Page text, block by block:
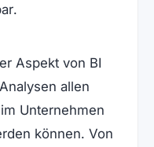
Aspekt von BI
allen
Unternehmen
können. Von